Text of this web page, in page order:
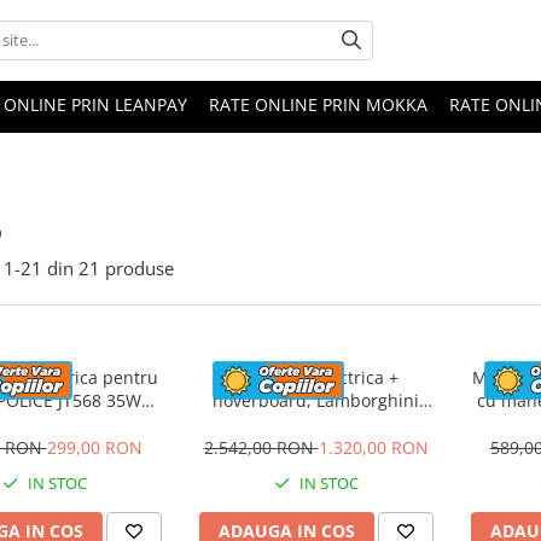
ONLINE PRIN LEANPAY RATE ONLINE PRIN MOKKA RATE
1-21 din 21 produse
electrica pentru
JT568 35W
RON299,00 RON
IN STOC
IN COS
Masinuta electrica +
hoverboard, Lamborghini
premium, Rosu
2.542,00 RON1.320,00 RON
IN STOC
ADAUGA IN COS
cu